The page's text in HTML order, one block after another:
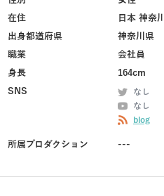
在住
日本 神奈
出身都道府県
神奈川県
職業
会社員
身長
164cm
SNS
なし
なし
blog
所属プロダクション ---